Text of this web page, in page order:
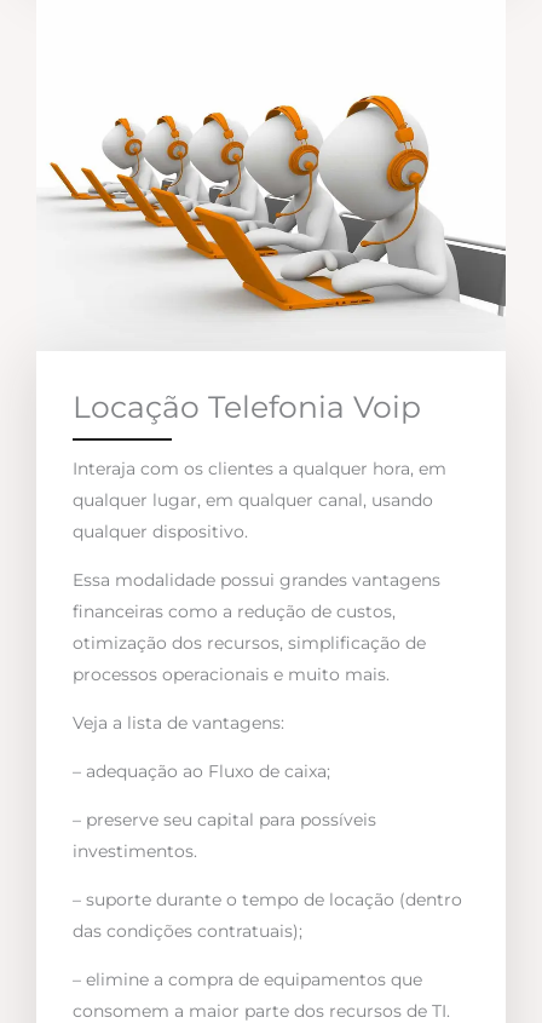
Locação Telefonia Voip
Interaja com os clientes a qualquer hora, em
qualquer lugar, em qualquer canal, usando
qualquer dispositivo.
Essa modalidade possui grandes vantagens
financeiras como a redução de custos,
otimização dos recursos, simplificação de
processos operacionais e muito mais.
Veja a lista de vantagens:
– adequação ao Fluxo de caixa;
– preserve seu capital para possíveis
investimentos.
– suporte durante o tempo de locação (dentro
das condições contratuais);
– elimine a compra de equipamentos que
consomem a maior parte dos recursos de TI.